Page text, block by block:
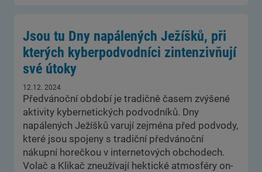
Jsou tu Dny napálených Ježíšků, při
kterých kyberpodvodníci zintenzivňují
své útoky
12.12. 2024
Předvánoční období je tradičně časem zvýšené
aktivity kybernetických podvodníků. Dny
napálených Ježíšků varují zejména před podvody,
které jsou spojeny s tradiční předvánoční
nákupní horečkou v internetových obchodech.
Volač a Klikač zneužívají hektické atmosféry on-